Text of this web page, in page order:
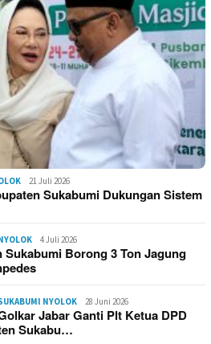
21 Juli 2026
Sukabumi Dukungan Sistem
4 Juli 2026
Sukabumi Borong 3 Ton Jagung
NYOLOK 28 Juni 2026
Jabar Ganti Plt Ketua DPD
Sukabu…